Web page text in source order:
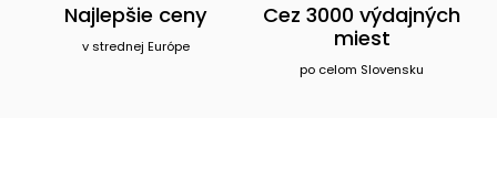
Najlepšie ceny
v strednej Európe
Cez 3000 výdajných
miest
po celom Slovensku